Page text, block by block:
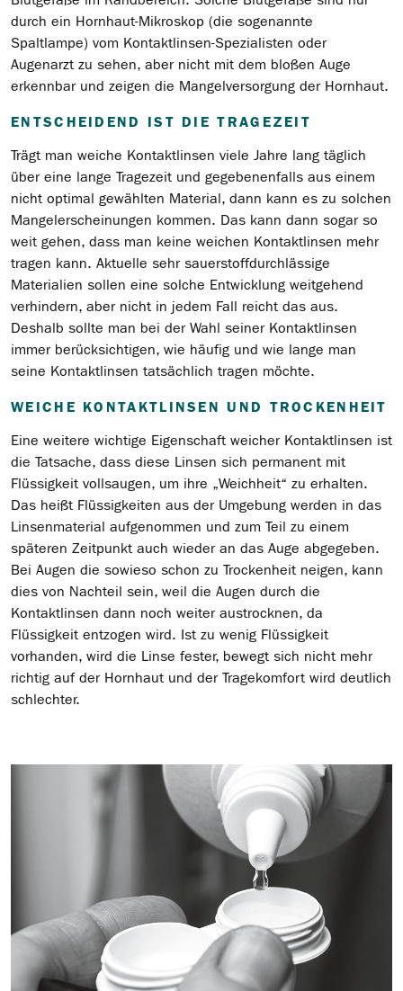
durch ein Hornhaut-Mikroskop (die sogenannte
Spaltlampe) vom Kontaktlinsen-Spezialisten oder
Augenarzt zu sehen, aber nicht mit dem bloßen Auge
erkennbar und zeigen die Mangelversorgung der Hornhaut.
ENTSCHEIDEND IST DIE TRAGEZEIT
Trägt man weiche Kontaktlinsen viele Jahre lang täglich
über eine lange Tragezeit und gegebenenfalls aus einem
nicht optimal gewählten Material, dann kann es zu solchen
Mangelerscheinungen kommen. Das kann dann sogar so
weit gehen, dass man keine weichen Kontaktlinsen mehr
tragen kann. Aktuelle sehr sauerstoffdurchlässige
Materialien sollen eine solche Entwicklung weitgehend
verhindern, aber nicht in jedem Fall reicht das aus.
Deshalb sollte man bei der Wahl seiner Kontaktlinsen
immer berücksichtigen, wie häufig und wie lange man
seine Kontaktlinsen tatsächlich tragen möchte.
WEICHE KONTAKTLINSEN UND TROCKENHEIT
Eine weitere wichtige Eigenschaft weicher Kontaktlinsen ist
die Tatsache, dass diese Linsen sich permanent mit
Flüssigkeit vollsaugen, um ihre „Weichheit“ zu erhalten.
Das heißt Flüssigkeiten aus der Umgebung werden in das
Linsenmaterial aufgenommen und zum Teil zu einem
späteren Zeitpunkt auch wieder an das Auge abgegeben.
Bei Augen die sowieso schon zu Trockenheit neigen, kann
dies von Nachteil sein, weil die Augen durch die
Kontaktlinsen dann noch weiter austrocknen, da
Flüssigkeit entzogen wird. Ist zu wenig Flüssigkeit
vorhanden, wird die Linse fester, bewegt sich nicht mehr
richtig auf der Hornhaut und der Tragekomfort wird deutlich
schlechter.